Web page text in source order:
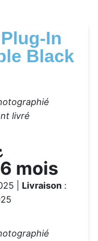
In
Black
livré
6 mois
| Livraison: